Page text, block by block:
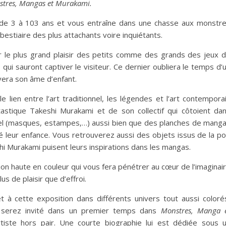
Mangas et Murakami.
3 à 103 ans et vous entraîne dans une chasse aux
des plus attachants voire inquiétants.
plus grand plaisir des petits comme des grands des jeux
sauront captiver le visiteur. Ce dernier oubliera le temps
son âme d’enfant.
lien entre l’art traditionnel, les légendes et l’art
Takeshi Murakami et de son collectif qui côtoient
(masques, estampes,…) aussi bien que des planches de
leur enfance. Vous retrouverez aussi des objets issus de la
puisent leurs inspirations dans les mangas.
haute en couleur qui vous fera pénétrer au cœur de
de plaisir que d’effroi.
à cette exposition dans différents univers tout aussi
serez invité dans un premier temps dans Monstres, Manga
hors pair. Une courte biographie lui est dédiée sous